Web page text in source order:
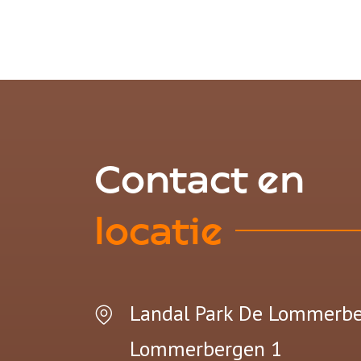
Contact en
locatie
Landal Park De
Lommerbergen 1